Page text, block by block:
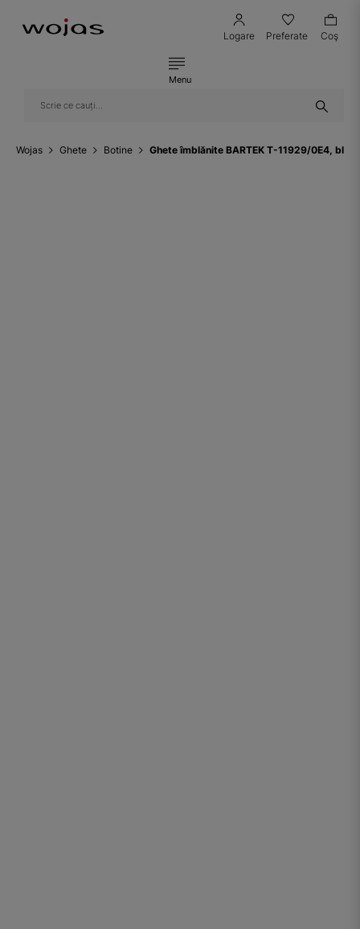
Logare Preferate Coş
Menu
Wojas Ghete Botine Ghete îmblănite BARTEK T-11929/0E4,